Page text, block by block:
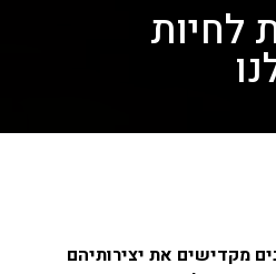
לחיות
מקדישים את יצירותיהם